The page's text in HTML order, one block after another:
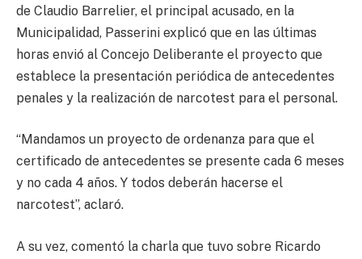
de Claudio Barrelier, el principal acusado, en la
Municipalidad, Passerini explicó que en las últimas
horas envió al Concejo Deliberante el proyecto que
establece la presentación periódica de antecedentes
penales y la realización de narcotest para el personal.
“Mandamos un proyecto de ordenanza para que el
certificado de antecedentes se presente cada 6 meses
y no cada 4 años. Y todos deberán hacerse el
narcotest”, aclaró.
A su vez, comentó la charla que tuvo sobre Ricardo